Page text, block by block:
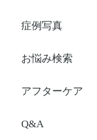
症例写真
お悩み検索
アフターケア
Q&A